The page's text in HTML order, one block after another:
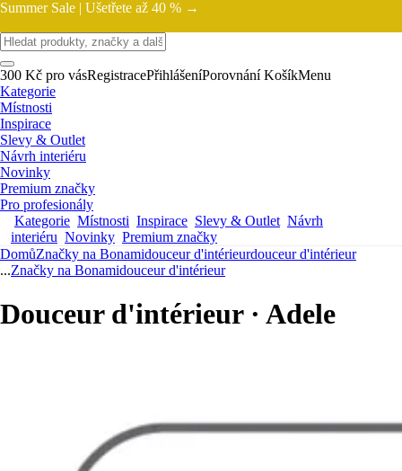
Summer Sale | Ušetřete až 40 % →
300 Kč pro vásRegistracePřihlášeníPorovnání KošíkMenu
Kategorie
Místnosti
Inspirace
Slevy & Outlet
Návrh interiéru
Novinky
Premium značky
Pro profesionály
Kategorie Místnosti Inspirace Slevy & Outlet Návrh
interiéru Novinky Premium značky
DomůZnačky na Bonamidouceur d'intérieurdouceur d'intérieur
...Značky na Bonamidouceur d'intérieur
Douceur d'intérieur · Adele